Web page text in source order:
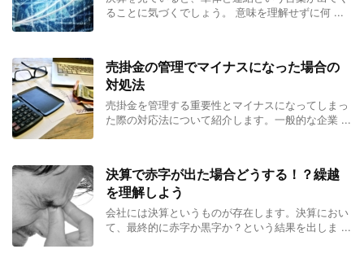
ることに気づくでしょう。 意味を理解せずに何 ...
売掛金の管理でマイナスになった場合の
対処法
売掛金を管理する重要性とマイナスになってしまっ
た際の対応法について紹介します。一般的な企業 ...
決算で赤字が出た場合どうする！？繰越
を理解しよう
会社には決算というものが存在します。決算におい
て、最終的に赤字か黒字か？という結果を出しま ...